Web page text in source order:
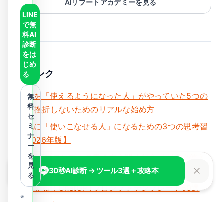
AIリブートアカデミーを見る
関連リンク
生成AIを「使えるようになった人」がやっていた5つの
こと｜挫折しないためのリアルな始め方
AI時代に「使いこなせる人」になるための3つの思考習
慣【2026年版】
ChatGPTプロンプトの書き方入門｜初心者がすぐ使え
る15の型とNG/OK例
すぐ使える！ChatGPTプロンプトテンプレート50選
30秒AI診断 → ツール3選＋攻略本
LINE
で無
料AI
診断
をは
じめ
る
無
料
セ
ミ
ナ
ー
を
見
る
※